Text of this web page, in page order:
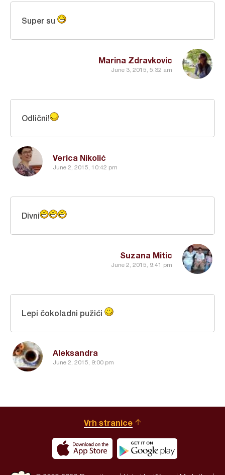
Marina Zdravkovic
June 3, 2015, 5:32 am
Super su
Verica Nikolić
June 2, 2015, 10:42 pm
Odlični!
Suzana Mitic
June 2, 2015, 9:41 pm
Divni
Aleksandra
June 2, 2015, 9:00 pm
Lepi čokoladni pužići
Vrh stranice